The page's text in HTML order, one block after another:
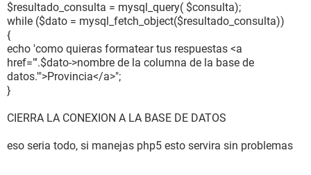
//Mostramos los registros
while ($row=mysql_fetch_array($result))
{
AHORA MUESTRO EN PANTALLA EL RESULTADO
//inicio del bucle
width="500" bgcolor="#FEF4F1">';
echo '<tr>' ;
$resultado_consulta = mysql_query( $consulta);
while ($dato = mysql_fetch_object($resultado_consulta))
{
echo 'como quieras formatear tus respuestas <a
href="'.$dato->nombre de la columna de la base de
datos.'">Provincia</a>";
}
CIERRA LA CONEXION A LA BASE DE DATOS
eso seria todo, si manejas php5 esto servira sin problemas